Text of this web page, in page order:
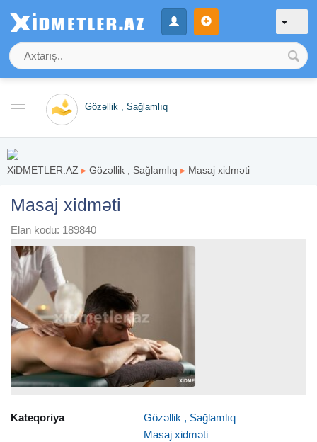
Gözəllik , Sağlamlıq
XiDMETLER.AZ ▸ Gözəllik , Sağlamlıq ▸ Masaj xidməti
Masaj xidməti
Elan kodu: 189840
Kateqoriya
Gözəllik , Sağlamlıq
Masaj xidməti